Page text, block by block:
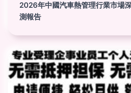
2026年中國汽車熱管理行業市場
測報告